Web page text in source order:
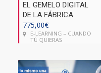
EL GEMELO DIGITAL
DE LA FÁBRICA
775,00€
E-LEARNING – CUANDO
TÚ QUIERAS